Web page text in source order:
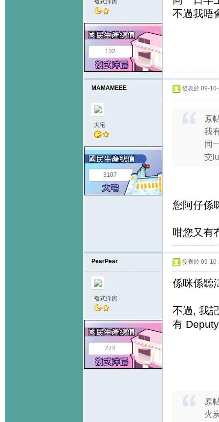
複式洋房
132
不過我唔
MAMAMEEE
大宅
3107
發表於 09-
原
我
同
交
您阿仔係
咁您又有
PearPear
複式洋房
274
發表於 09-
係咪係聽
不過, 我
有
原
火